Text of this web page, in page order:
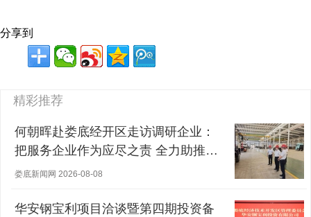
分享到
精彩推荐
何朝晖赴娄底经开区走访调研企业：
把服务企业作为应尽之责 全力助推经
营主体稳健发展
娄底新闻网 2026-08-08
华安钢宝利项目洽谈暨第四期投资备